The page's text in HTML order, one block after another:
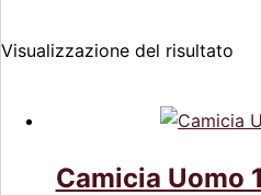
Visualizzazione del risultato
Camicia Uomo